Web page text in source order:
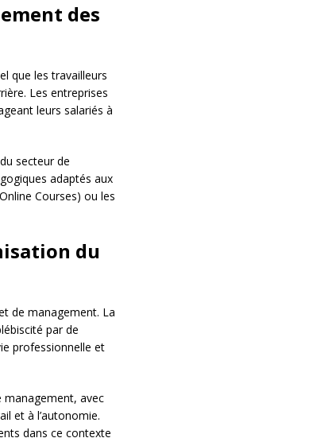
des
que les travailleurs
Les entreprises
leurs salariés à
secteur de
adaptés aux
Courses) ou les
du
de management. La
par de
professionnelle et
management, avec
et à l’autonomie.
dans ce contexte